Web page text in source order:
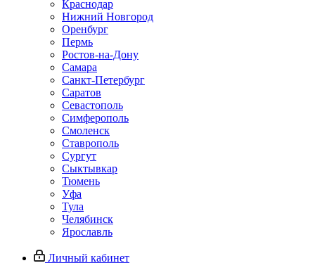
Краснодар
Нижний Новгород
Оренбург
Пермь
Ростов-на-Дону
Самара
Санкт-Петербург
Саратов
Севастополь
Симферополь
Смоленск
Ставрополь
Сургут
Сыктывкар
Тюмень
Уфа
Тула
Челябинск
Ярославль
Личный кабинет